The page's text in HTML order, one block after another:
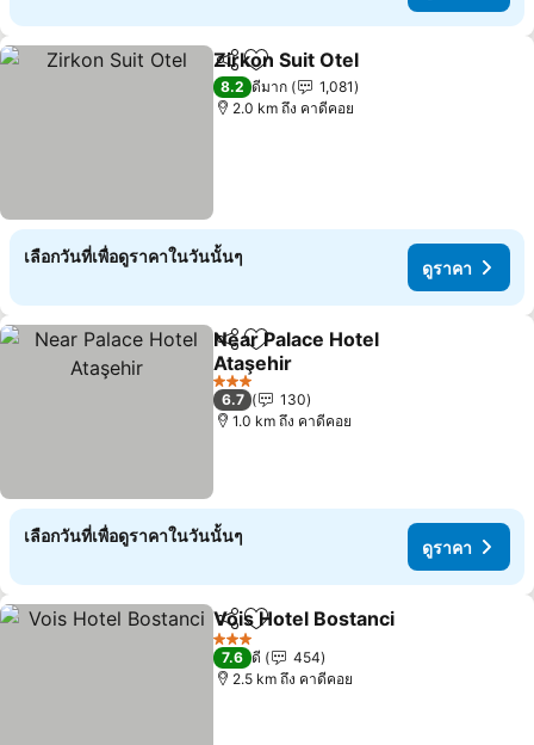
แชร์ เพิ่มในรายการโปรด
Zirkon Suit Otel
8.2 ดีมาก
1,081
2.0 km ถึง คาดีคอย
เลือกวันที่เพื่อดูราคาในวันนั้นๆ
ดูราคา
แชร์ เพิ่มในรายการโปรด
Near Palace Hotel
Ataşehir
3 ดาว
6.7
130
1.0 km ถึง คาดีคอย
เลือกวันที่เพื่อดูราคาในวันนั้นๆ
ดูราคา
แชร์ เพิ่มในรายการโปรด
Vois Hotel Bostanci
3 ดาว
7.6 ดี
454
2.5 km ถึง คาดีคอย